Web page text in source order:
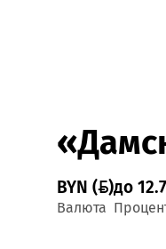
BYN ()
Валюта
до